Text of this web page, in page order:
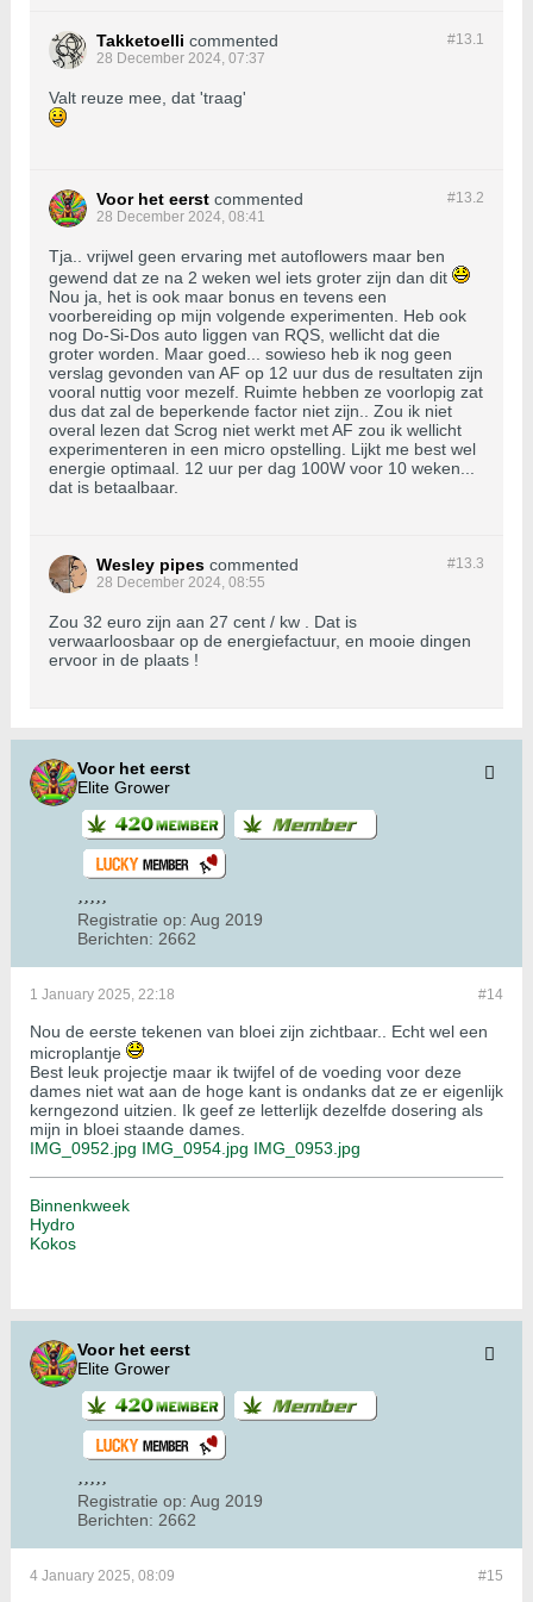
#13.1
Takketoelli commented
28 December 2024, 07:37
Valt reuze mee, dat 'traag'
#13.2
Voor het eerst commented
28 December 2024, 08:41
Tja.. vrijwel geen ervaring met autoflowers maar ben
gewend dat ze na 2 weken wel iets groter zijn dan dit
Nou ja, het is ook maar bonus en tevens een
voorbereiding op mijn volgende experimenten. Heb ook
nog Do-Si-Dos auto liggen van RQS, wellicht dat die
groter worden. Maar goed... sowieso heb ik nog geen
verslag gevonden van AF op 12 uur dus de resultaten zijn
vooral nuttig voor mezelf. Ruimte hebben ze voorlopig zat
dus dat zal de beperkende factor niet zijn.. Zou ik niet
overal lezen dat Scrog niet werkt met AF zou ik wellicht
experimenteren in een micro opstelling. Lijkt me best wel
energie optimaal. 12 uur per dag 100W voor 10 weken...
dat is betaalbaar.
#13.3
Wesley pipes commented
28 December 2024, 08:55
Zou 32 euro zijn aan 27 cent / kw . Dat is
verwaarloosbaar op de energiefactuur, en mooie dingen
ervoor in de plaats !
Voor het eerst
Elite Grower
Registratie op: Aug 2019
Berichten: 2662
#14
1 January 2025, 22:18
Nou de eerste tekenen van bloei zijn zichtbaar.. Echt wel een
microplantje
Best leuk projectje maar ik twijfel of de voeding voor deze
dames niet wat aan de hoge kant is ondanks dat ze er eigenlijk
kerngezond uitzien. Ik geef ze letterlijk dezelfde dosering als
mijn in bloei staande dames.
IMG_0952.jpg IMG_0954.jpg IMG_0953.jpg
Binnenkweek
Hydro
Kokos
Voor het eerst
Elite Grower
Registratie op: Aug 2019
Berichten: 2662
#15
4 January 2025, 08:09